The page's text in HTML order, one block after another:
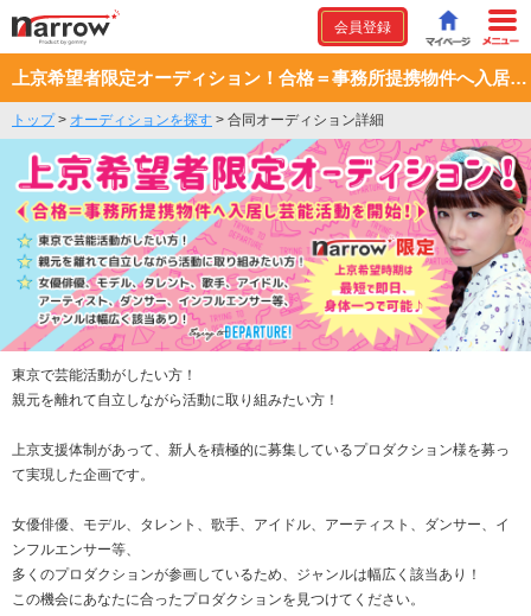
会員登録
上京希望者限定オーディション！合格＝事務所提携物件へ入居し芸能活動を開始！
トップ> オーディションを探す > 合同オーディション詳細
東京で芸能活動がしたい方！
親元を離れて自立しながら活動に取り組みたい方！
上京支援体制があって、新人を積極的に募集しているプロダクション様を募っ
て実現した企画です。
女優俳優、モデル、タレント、歌手、アイドル、アーティスト、ダンサー、イ
ンフルエンサー等、
多くのプロダクションが参画しているため、ジャンルは幅広く該当あり！
この機会にあなたに合ったプロダクションを見つけてください。